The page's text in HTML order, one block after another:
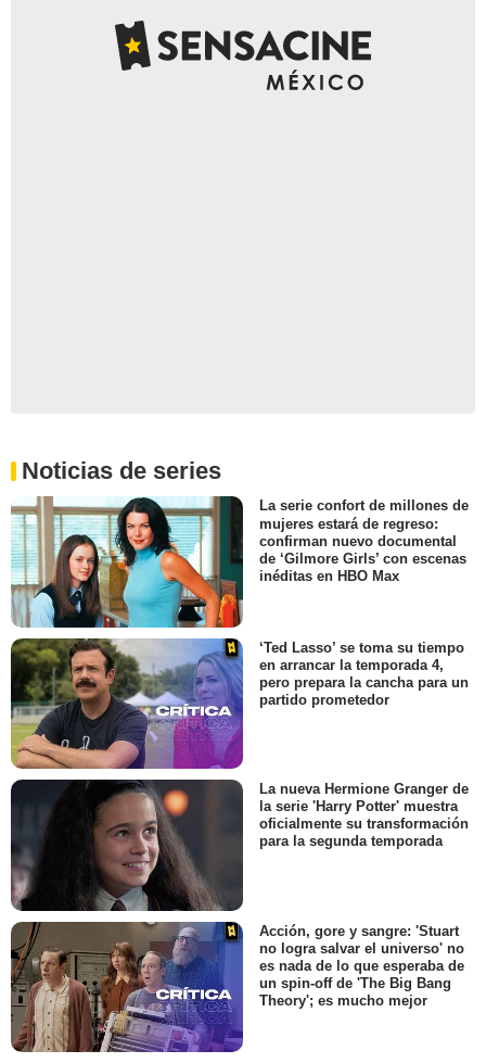
Noticias de series
La serie confort de millones de
mujeres estará de regreso:
confirman nuevo documental
de ‘Gilmore Girls’ con escenas
inéditas en HBO Max
‘Ted Lasso’ se toma su tiempo
en arrancar la temporada 4,
pero prepara la cancha para un
partido prometedor
La nueva Hermione Granger de
la serie 'Harry Potter' muestra
oficialmente su transformación
para la segunda temporada
Acción, gore y sangre: 'Stuart
no logra salvar el universo' no
es nada de lo que esperaba de
un spin-off de 'The Big Bang
Theory'; es mucho mejor